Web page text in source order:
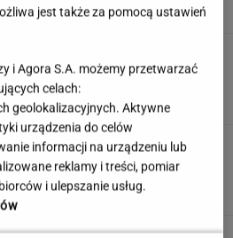
astygmatyzmem. Zwłaszcza latem
Uciekli z Warszawy do
Dziś mówią o jednym: korkach
jest także za pomocą ustawień
i Agora S.A. możemy przetwarzać
celach:
geolokalizacyjnych. Aktywne
urządzenia do celów
informacji na urządzeniu lub
reklamy i treści, pomiar
i ulepszanie usług.